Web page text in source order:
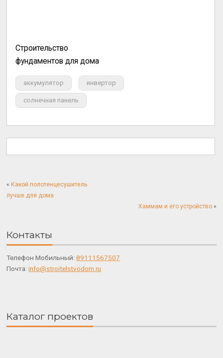
Строительство
фундаментов для дома
аккумулятор инвертор
солнечная панель
« Какой полотенцесушитель
лучше для дома
Хаммам и его устройство»
Контакты
Телефон Мобильный:89111567507
Почта:info@stroitelstvodom.ru
Каталог проектов